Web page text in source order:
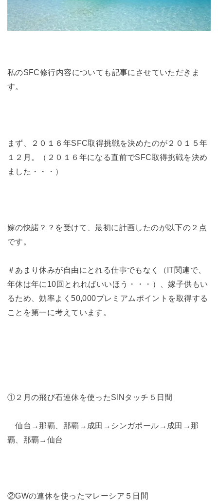
私のSFC修行内容についても記事にさせていただきま
す。
まず、２０１６年SFC取得挑戦を決めたのが２０１５年
１２月。（２０１６年になる直前でSFC取得挑戦を決め
ました・・・）
嫁の快諾？？を受けて、最初に計画したのが以下の２点
です。
＃あまり休みが自由にとれる仕事でもなく（IT関連で、
年休は年に10回とれればいいほう・・・）、嫁子供もい
るため、効率よく50,000プレミアムポイントを取得する
ことを第一に考えています。
①２月の飛び石連休を使ったSINタッチ５日間
仙台→那覇、那覇→成田→シンガポール→成田→那
覇、那覇→仙台
②GWの連休を使ったマレーシア５日間